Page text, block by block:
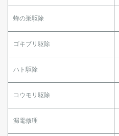
蜂の巣駆除
ゴキブリ駆除
ハト駆除
コウモリ駆除
漏電修理